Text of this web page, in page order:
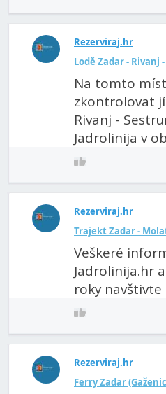
Rezerviraj.hr
Lodě Zadar - Rivanj
Na tomto
zkontrolovat
Rivanj -
Jadrolinija v
Rezerviraj.hr
Trajekt Zadar -
Veškeré
Jadrolinija.hr
roky
Rezerviraj.hr
Ferry Zadar